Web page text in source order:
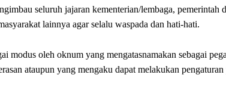
seluruh jajaran kementerian/lembaga, pemerintah
lainnya agar selalu waspada dan hati-hati.
modus oleh oknum yang mengatasnamakan sebagai
ataupun yang mengaku dapat melakukan